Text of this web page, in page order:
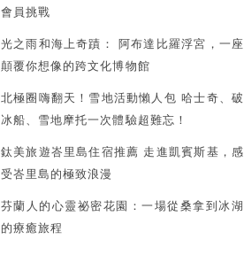
會員挑戰
光之雨和海上奇蹟： 阿布達比羅浮宮，一座
顛覆你想像的跨文化博物館
北極圈嗨翻天！雪地活動懶人包 哈士奇、破
冰船、雪地摩托一次體驗超難忘！
鈦美旅遊峇里島住宿推薦 走進凱賓斯基，感
受峇里島的極致浪漫
芬蘭人的心靈祕密花園：一場從桑拿到冰湖
的療癒旅程